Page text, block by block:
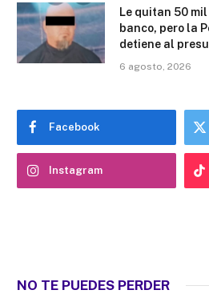
Le quitan 50
banco, pero la
detiene al
6 agosto, 2026
Facebook
Instagram
NO TE PUEDES PERDER